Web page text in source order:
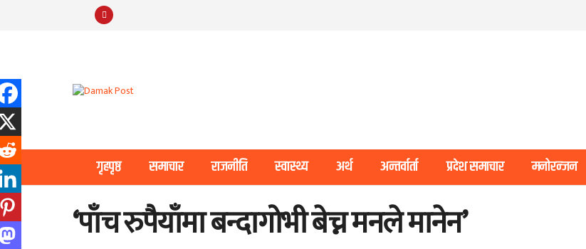
गृहपृष्ठ समाचार राजनीति स्वास्थ्य अर्थ अन्तर्वार्ता प्रदेश समाचार मनोरन्जन
‘पाँच रुपैयाँमा बन्दागोभी बेच्न मनले मानेन’